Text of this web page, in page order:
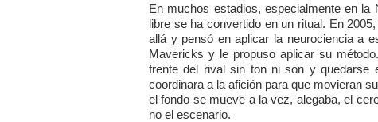
En muchos estadios, especialmente en
libre se ha convertido en un ritual. En
allá y pensó en aplicar la neurociencia a
Mavericks y le propuso aplicar su
frente del rival sin ton ni son y quedarse
coordinara a la afición para que movieran
el fondo se mueve a la vez, alegaba, el
no el escenario.